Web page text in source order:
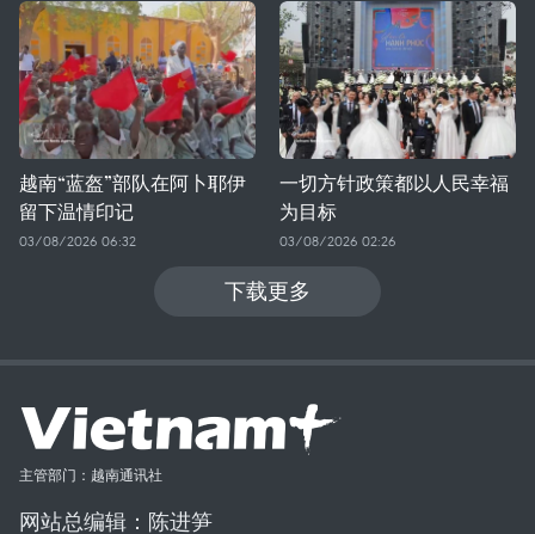
越南“蓝盔”部队在阿卜耶伊
留下温情印记
03/08/2026 06:32
一切方针政策都以人民幸福
为目标
03/08/2026 02:26
下载更多
主管部门：越南通讯社
网站总编辑：陈进笋